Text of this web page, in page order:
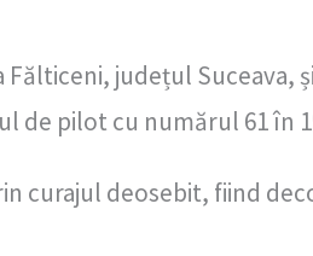
județul Suceava,
de pilot cu numărul 61 în
curajul deosebit, fiind